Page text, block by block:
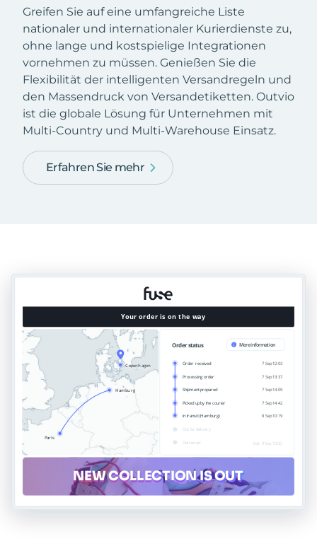
Greifen Sie auf eine umfangreiche Liste
nationaler und internationaler Kurierdienste zu,
ohne lange und kostspielige Integrationen
vornehmen zu müssen. Genießen Sie die
Flexibilität der intelligenten Versandregeln und
den Massendruck von Versandetiketten. Outvio
ist die globale Lösung für Unternehmen mit
Multi-Country und Multi-Warehouse Einsatz.
Erfahren Sie mehr